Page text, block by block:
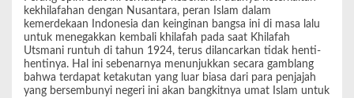
kekhilafahan dengan Nusantara, peran Islam dalam
kemerdekaan Indonesia dan keinginan bangsa ini di masa lalu
untuk menegakkan kembali khilafah pada saat Khilafah
Utsmani runtuh di tahun 1924, terus dilancarkan tidak henti-
hentinya. Hal ini sebenarnya menunjukkan secara gamblang
bahwa terdapat ketakutan yang luar biasa dari para penjajah
yang bersembunyi negeri ini akan bangkitnya umat Islam untuk